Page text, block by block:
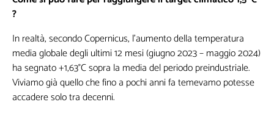
?
In realtà, secondo Copernicus, l’aumento della temperatura
media globale degli ultimi 12 mesi (giugno 2023 – maggio 2024)
ha segnato +1,63°C sopra la media del periodo preindustriale.
Viviamo già quello che fino a pochi anni fa temevamo potesse
accadere solo tra decenni.